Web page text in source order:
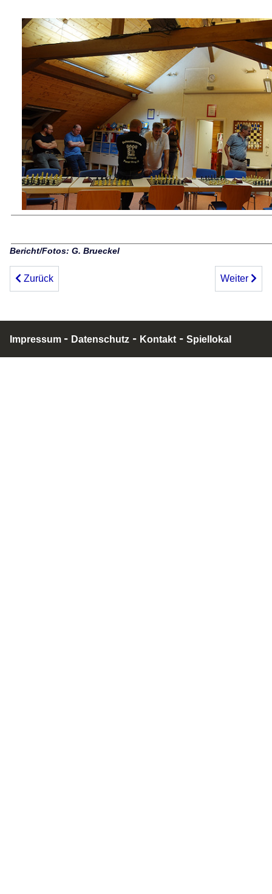
Bericht/Fotos: G. Brueckel
Vorheriger Beitrag: 4. Joß-Fritz Jugendopen
Zurück Nächster
Weiter
Impressum - Datenschutz - Kontakt - Spiellokal